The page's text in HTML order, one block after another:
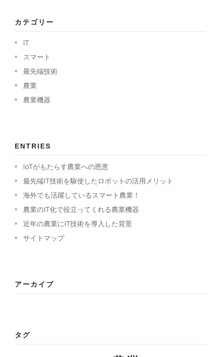
カテゴリー
IT
スマート
最先端技術
農業
農業機器
ENTRIES
IoTがもたらす農業への恩恵
最先端IT技術を駆使したロボットの活用メリット
海外でも活躍しているスマート農業！
農業のIT化で役立ってくれる農業機器
近年の農業にIT技術を導入した背景
サイトマップ
アーカイブ
タグ